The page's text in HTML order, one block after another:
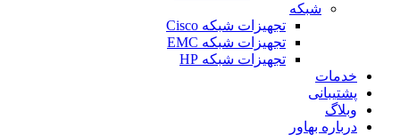
شبکه
تجهیزات شبکه Cisco
تجهیزات شبکه EMC
تجهیزات شبکه HP
خدمات
پشتیبانی
وبلاگ
درباره بهاور